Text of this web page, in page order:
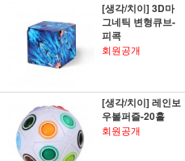
[생각/치이] 3D마
그네틱 변형큐브-
피콕
회원공개
[생각/치이] 레인보
우볼퍼즐-20홀
회원공개